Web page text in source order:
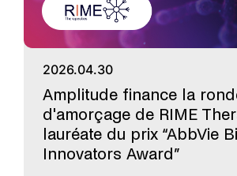
2026.04.30
Amplitude finance la
d'amorçage de RIME
lauréate du prix “AbbVie
Innovators Award”